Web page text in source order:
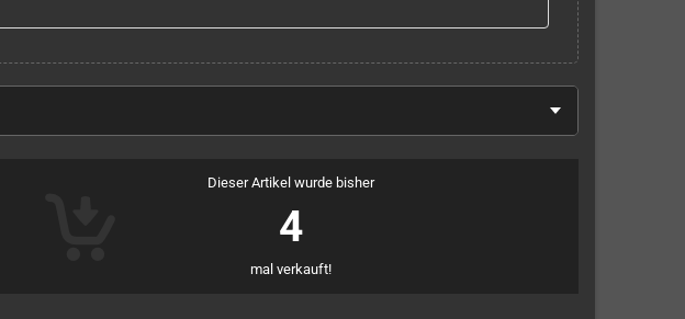
Dieser Artikel wurde bisher
4
mal verkauft!